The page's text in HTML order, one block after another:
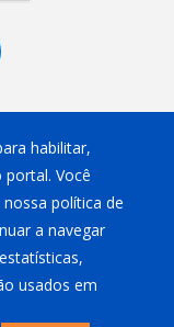
habilitar,
Você
política de
a navegar
usados em
de privacidade